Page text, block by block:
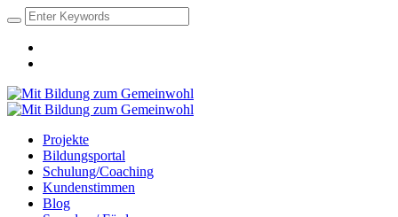
Projekte
Bildungsportal
Schulung/Coaching
Kundenstimmen
Blog